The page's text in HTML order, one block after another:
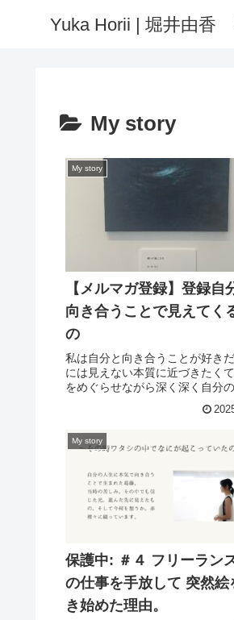
Yuka Horii | 堀井由香
My story
My story
【メルマガ登録】登録自
向き合うことで見えてく
の
私は自分と向き合うことが好き
には見えない本質に近づきたく
をめぐらせながら深く深く自分
へと潜っていく（THE蠍座気質
て自分の内側に向き合う過程で
や想いがいつも溢れてくる。⁡⁡⁡今ま
ずっとそんな想いを...
My story
保護中: ＃４ フリーラン
の仕事を手放して 突然絵
き始めた理由。